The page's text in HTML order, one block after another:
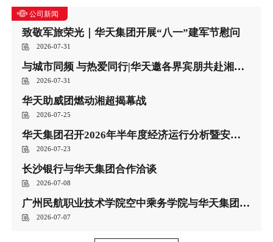
公司新闻
致敬军旅荣光｜华天集团开展“八一”建军节慰问
2026-07-31
与城市同频 与热爱同行|华天邀各界宾朋共赴湘超之约
2026-07-31
华天助威团燃动湘超揭幕战
2026-07-25
华天集团召开2026年半年度经济运行分析暨安全生产工作会议
2026-07-23
长沙银行与华天集团合作洽谈
2026-07-08
广州民航职业技术学院空中乘务学院与华天集团开展校企交流
2026-07-07